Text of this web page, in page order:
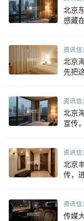
北京
感藏
资讯信
北京
先把
资讯信
北京
宣传
资讯信
北京
传，
资讯信
传媒